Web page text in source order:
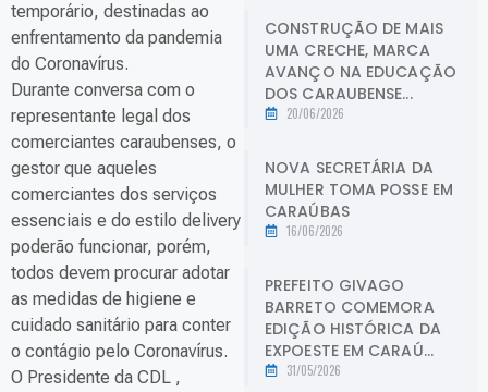
temporário, destinadas ao
enfrentamento da pandemia
do Coronavírus.
Durante conversa com o
representante legal dos
comerciantes caraubenses, o
gestor que aqueles
comerciantes dos serviços
essenciais e do estilo delivery
poderão funcionar, porém,
todos devem procurar adotar
as medidas de higiene e
cuidado sanitário para conter
o contágio pelo Coronavírus.
O Presidente da CDL ,
CONSTRUÇÃO DE MAIS
UMA CRECHE, MARCA
AVANÇO NA EDUCAÇÃO
DOS CARAUBENSE...
20/06/2026
NOVA SECRETÁRIA DA
MULHER TOMA POSSE EM
CARAÚBAS
16/06/2026
PREFEITO GIVAGO
BARRETO COMEMORA
EDIÇÃO HISTÓRICA DA
EXPOESTE EM CARAÚ...
31/05/2026